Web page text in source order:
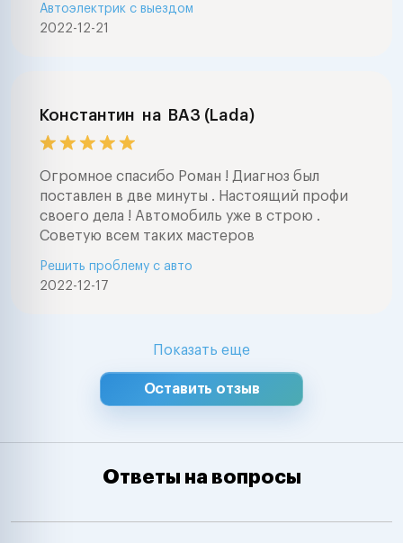
2022-12-21
Автоэлектрик с выездом
Константин на ВАЗ (Lada)
Огромное спасибо Роман ! Диагноз был
поставлен в две минуты . Настоящий профи
своего дела ! Автомобиль уже в строю .
Советую всем таких мастеров
2022-12-17
Решить проблему с авто
Показать еще
Оставить отзыв
Ответы на вопросы